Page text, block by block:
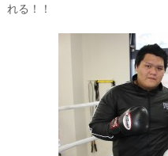
れる！！